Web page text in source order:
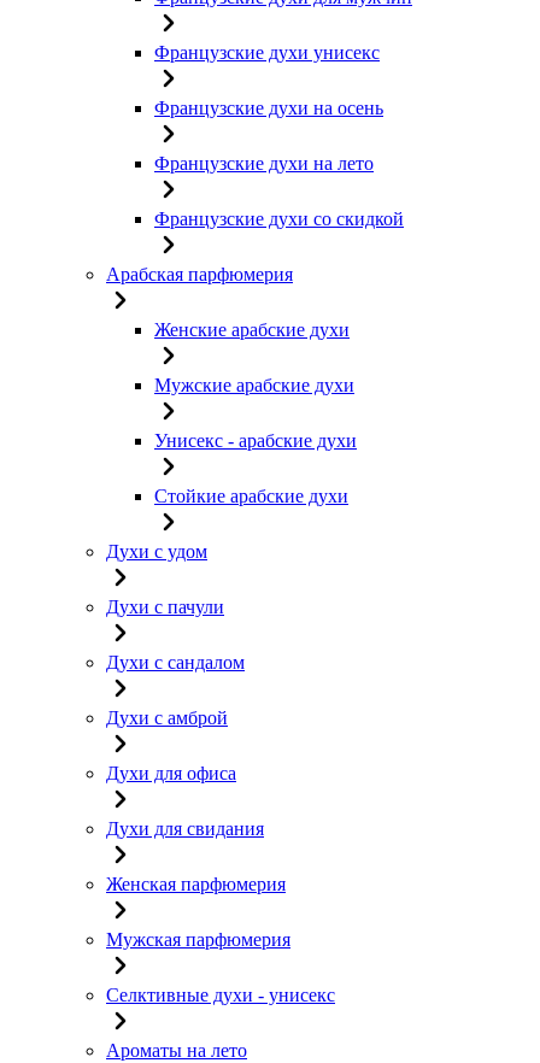
Французские духи унисекс
Французские духи на осень
Французские духи на лето
Французские духи со скидкой
Арабская парфюмерия
Женские арабские духи
Мужские арабские духи
Унисекс - арабские духи
Стойкие арабские духи
Духи с удом
Духи с пачули
Духи с сандалом
Духи с амброй
Духи для офиса
Духи для свидания
Женская парфюмерия
Мужская парфюмерия
Селктивные духи - унисекс
Ароматы на лето